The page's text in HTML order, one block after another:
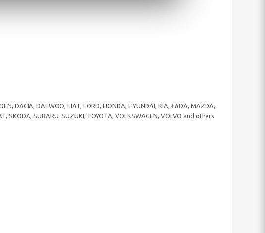
DACIA, DAEWOO, FIAT, FORD, HONDA, HYUNDAI, KIA, ŁADA, MAZDA,
SKODA, SUBARU, SUZUKI, TOYOTA, VOLKSWAGEN, VOLVO and others